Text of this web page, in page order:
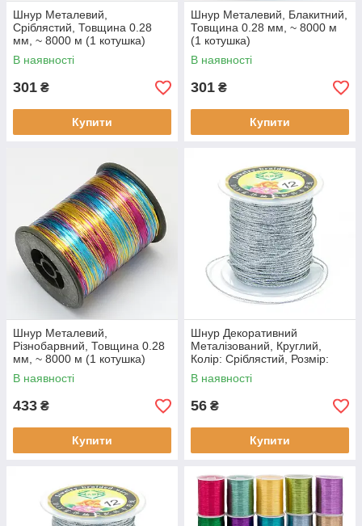
Шнур Металевий,
Сріблястий, Товщина 0.28
мм, ~ 8000 м (1 котушка)
В наявності
301 ₴
Купити
Шнур Металевий, Блакитний,
Товщина 0.28 мм, ~ 8000 м
(1 котушка)
В наявності
301 ₴
Купити
Шнур Металевий,
Різнобарвний, Товщина 0.28
мм, ~ 8000 м (1 котушка)
В наявності
433 ₴
Купити
Шнур Декоративний
Металізований, Круглий,
Колір: Сріблястий, Розмір:
0.4мм, (20 м)
В наявності
56 ₴
Купити